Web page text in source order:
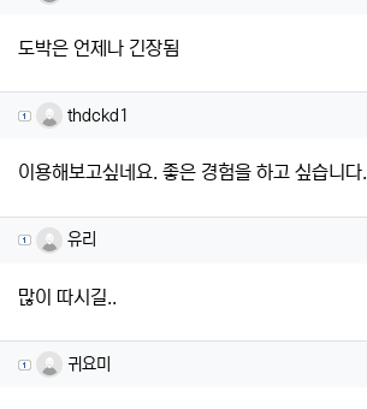
도박은 언제나 긴장됨
thdckd1님의 댓글
thdckd1
이용해보고싶네요. 좋은 경험을 하고 싶습니다.
유리님의 댓글
유리
많이 따시길..
귀요미님의 댓글
귀요미